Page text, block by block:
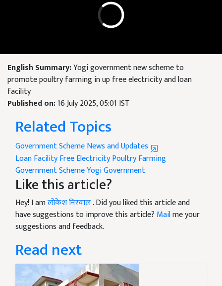
English Summary:Yogi government new scheme to
promote poultry farming in up free electricity and loan
facility
Published on:16 July 2025, 05:01 IST
Related Topics
Government Scheme News and Updates
Loan FacilityFree ElectricityPoultry Farming
Government SchemeYogi Government
Like this article?
Hey! I amलोकेश निरवाल. Did you liked this article and
have suggestions to improve this article? Mailme your
suggestions and feedback.
Read next